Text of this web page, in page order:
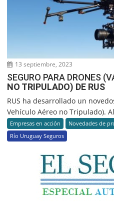
13 septiembre, 2023
SEGURO PARA DRONES
NO TRIPULADO) DE RUS
RUS ha desarrollado un
Vehículo Aéreo no Tripulado).
Empresas en acción
Novedades de
Río Uruguay Seguros